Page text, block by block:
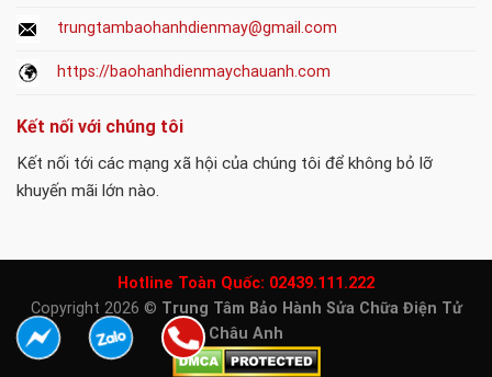
trungtambaohanhdienmay@gmail.com
https://baohanhdienmaychauanh.com
Kết nối với chúng tôi
Kết nối tới các mạng xã hội của chúng tôi để không bỏ lỡ
khuyến mãi lớn nào.
Hotline Toàn Quốc: 02439.111.222
Copyright 2026 © Trung Tâm Bảo Hành Sửa Chữa Điện Tử
Châu Anh